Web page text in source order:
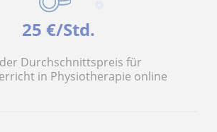
25 €/Std.
Durchschnittspreis für
in Physiotherapie online